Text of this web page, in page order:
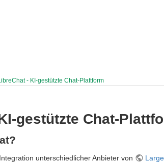
- KI-gestützte Chat-Plattform
gestützte Chat-
unterschiedlicher Anbieter von